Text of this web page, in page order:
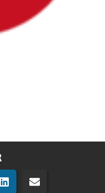
CompartirCompartir